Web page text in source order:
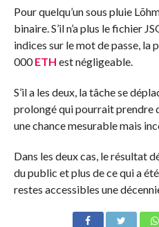
Pour quelqu’un sous pluie
binaire. S’il n’a plus le fichier
indices sur le mot de passe,
000ETH est négligeable.
S’il a les deux, la tâche se
prolongé qui pourrait prendre
une chance mesurable mais
Dans les deux cas, le résultat
du public et plus de ce qui a
restes accessibles une